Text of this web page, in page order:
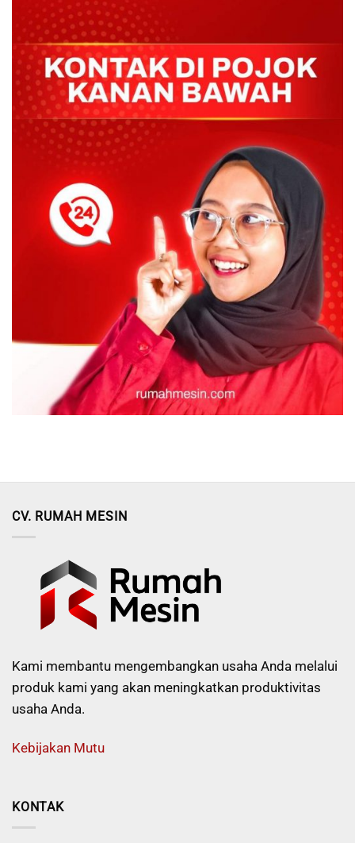
CV. RUMAH MESIN
Kami membantu mengembangkan usaha Anda melalui
produk kami yang akan meningkatkan produktivitas
usaha Anda.
Kebijakan Mutu
KONTAK